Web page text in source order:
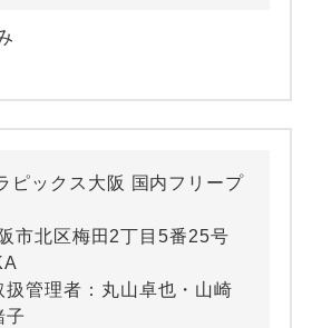
ピックス大阪 国内フリープ
市北区梅田2丁目5番25号
扱管理者：丸山卓也・山崎
子